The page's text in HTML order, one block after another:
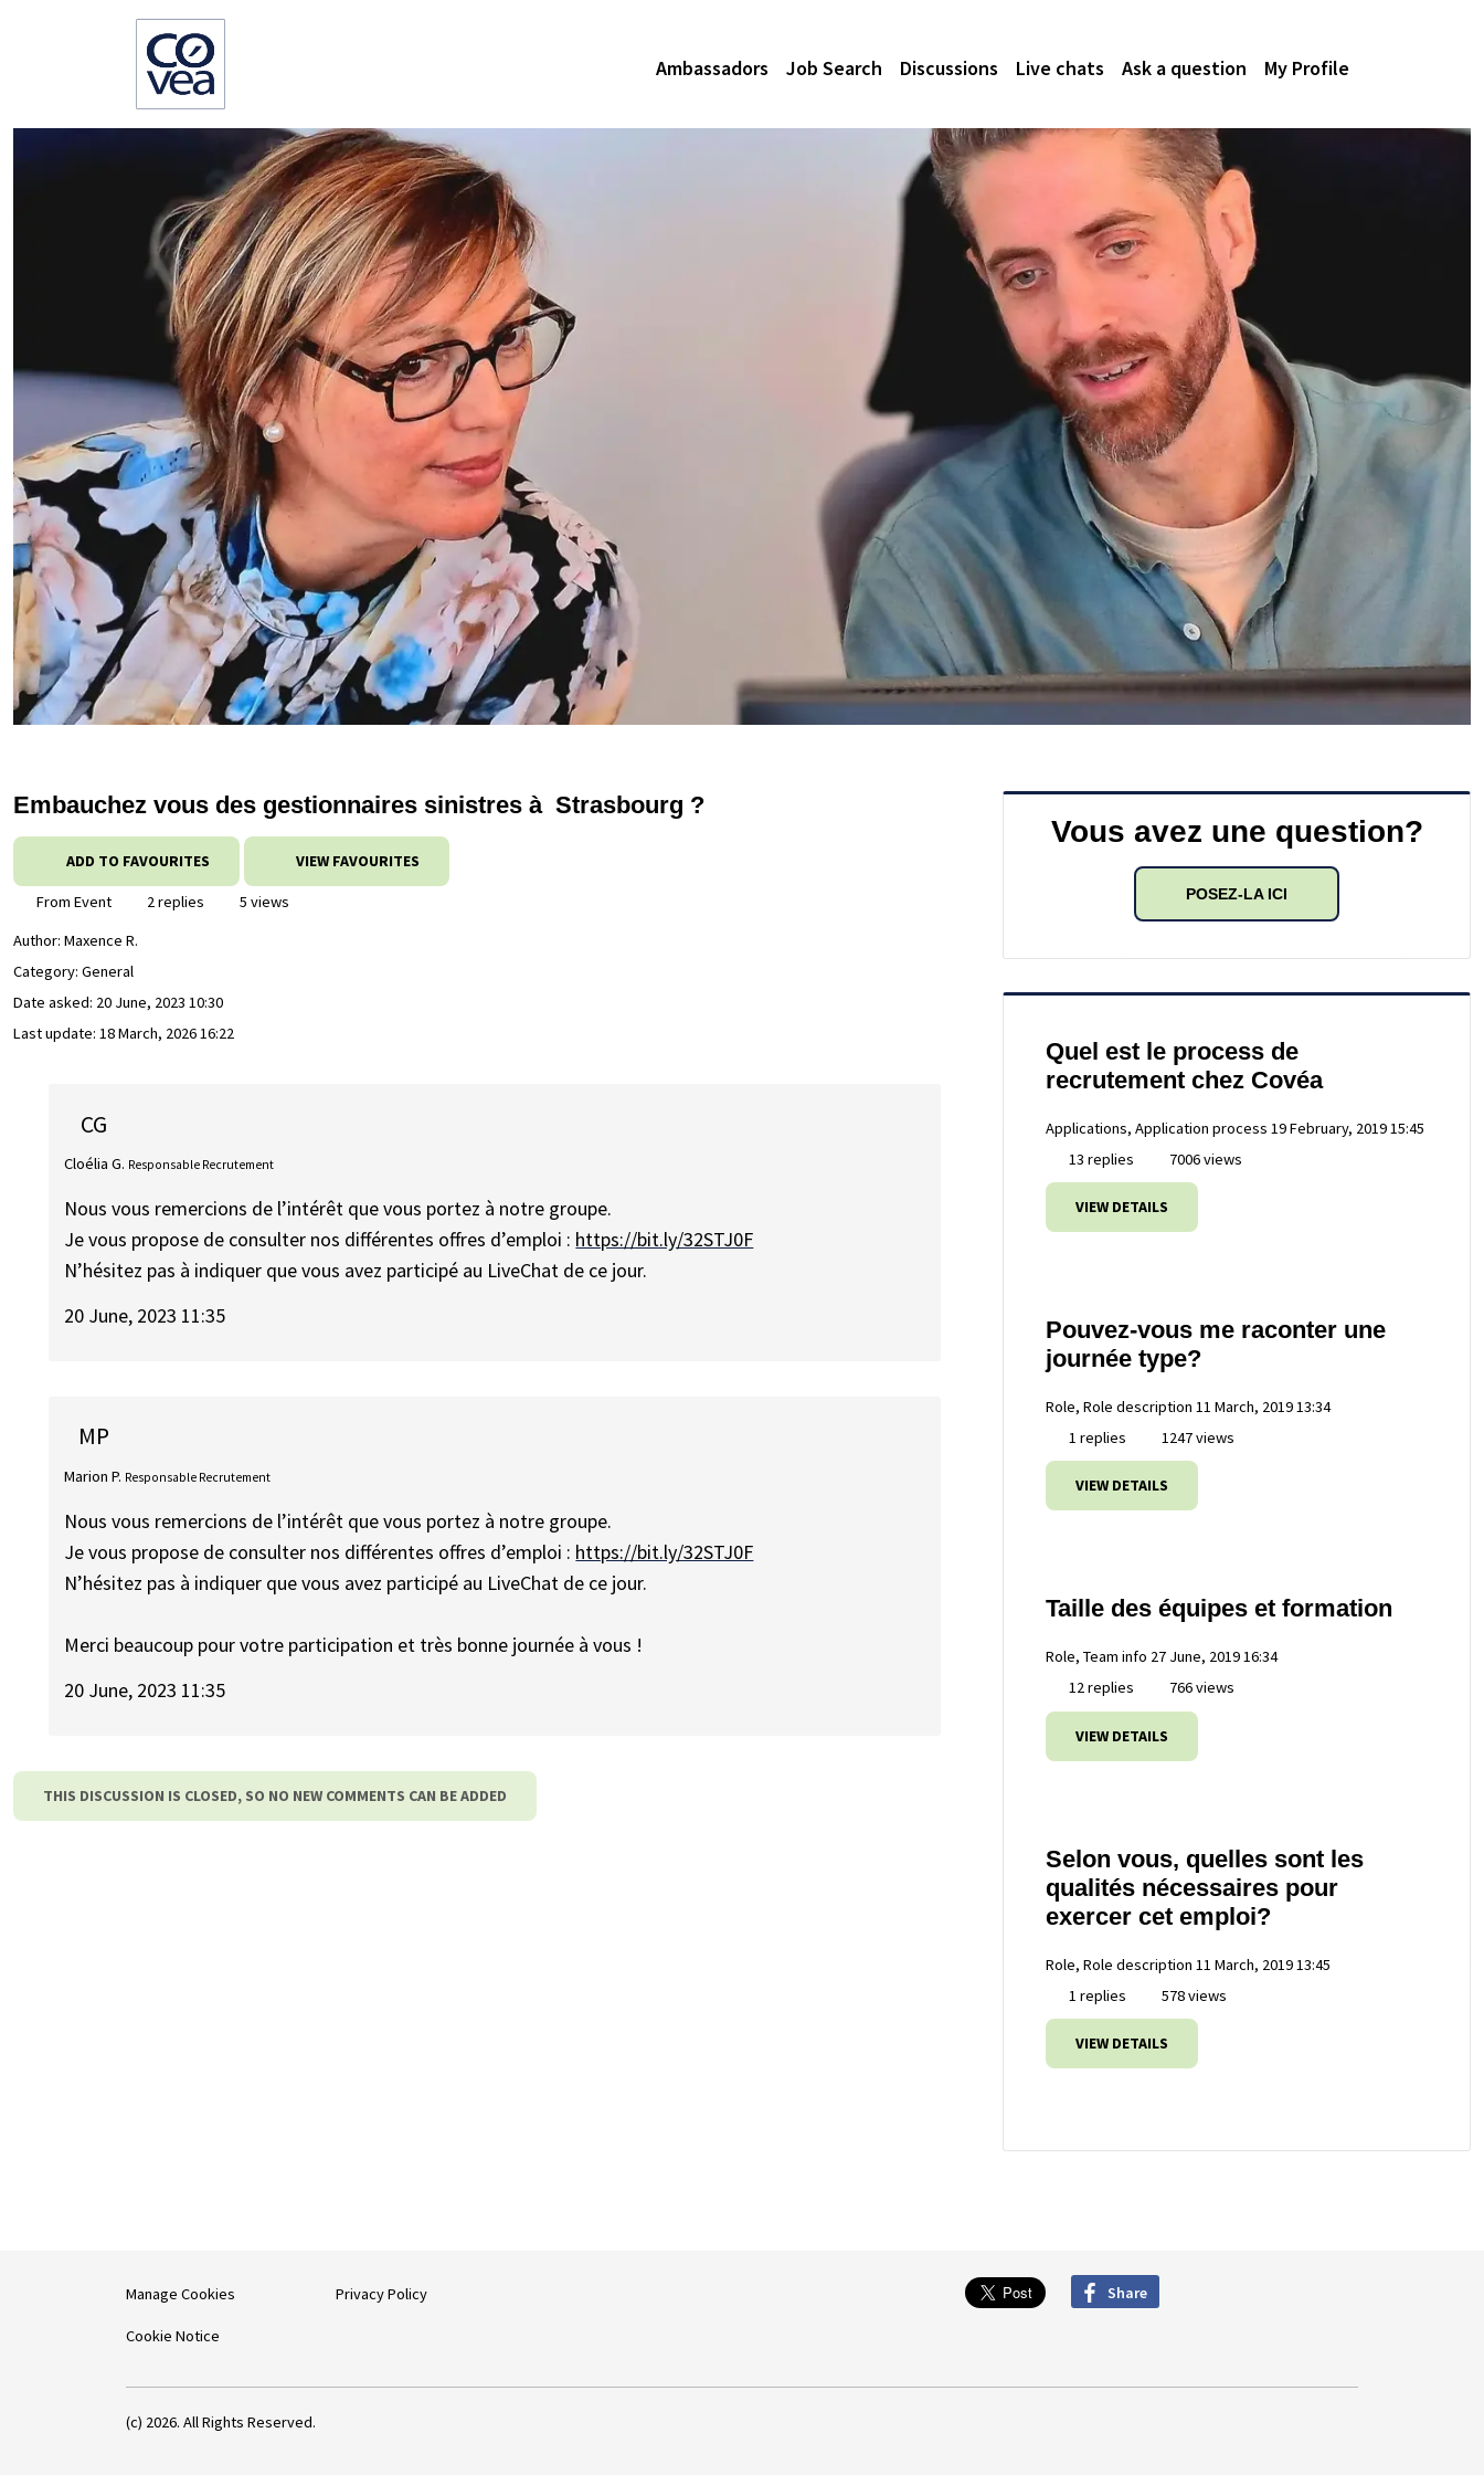
Ambassadors Job Search Discussions Live chats Ask a question My Profile
Embauchez vous des gestionnaires sinistres à Strasbourg ?
ADD TO FAVOURITES VIEW FAVOURITES
From Event 2 replies
5 views
Author: Maxence R.
Category: General
Date asked: 20 June, 2023 10:30
Last update: 18 March, 2026 16:22
CG
Cloélia G. Responsable Recrutement
Nous vous remercions de l’intérêt que vous portez à notre groupe.
Je vous propose de consulter nos différentes offres d’emploi : https://bit.ly/32STJ0F
N’hésitez pas à indiquer que vous avez participé au LiveChat de ce jour.
20 June, 2023 11:35
MP
Marion P. Responsable Recrutement
Nous vous remercions de l’intérêt que vous portez à notre groupe.
Je vous propose de consulter nos différentes offres d’emploi : https://bit.ly/32STJ0F
N’hésitez pas à indiquer que vous avez participé au LiveChat de ce jour.
Merci beaucoup pour votre participation et très bonne journée à vous !
20 June, 2023 11:35
THIS DISCUSSION IS CLOSED, SO NO NEW COMMENTS CAN BE ADDED
Vous avez une question?
POSEZ-LA ICI
Quel est le process de
recrutement chez Covéa
Applications, Application process 19 February, 2019 15:45
13 replies
7006 views
VIEW DETAILS
Pouvez-vous me raconter une
journée type?
Role, Role description 11 March, 2019 13:34
1 replies
1247 views
VIEW DETAILS
Taille des équipes et formation
Role, Team info 27 June, 2019 16:34
12 replies
766 views
VIEW DETAILS
Selon vous, quelles sont les
qualités nécessaires pour
exercer cet emploi?
Role, Role description 11 March, 2019 13:45
1 replies
578 views
VIEW DETAILS
Manage Cookies
Cookie Notice
Privacy Policy Share
(c) 2026. All Rights Reserved.